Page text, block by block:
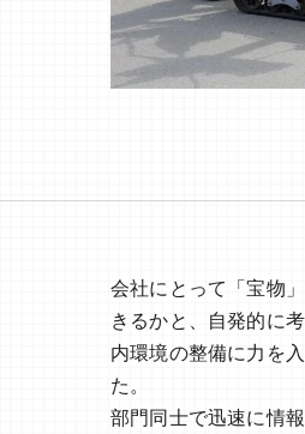
会社にとって「宝物
きるかと、自発的に
内環境の整備に力を
た。
部門同士で迅速に情